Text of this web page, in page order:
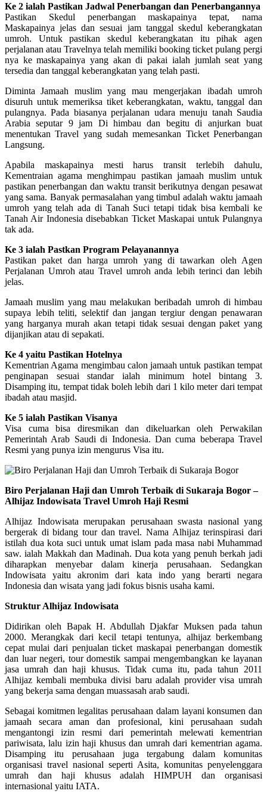
Ke 2 ialah Pastikan Jadwal Penerbangan dan Penerbangannya
Pastikan Skedul penerbangan maskapainya tepat, nama
Maskapainya jelas dan sesuai jam tanggal skedul keberangkatan
umroh. Untuk pastikan skedul keberangkatan itu pihak agen
perjalanan atau Travelnya telah memiliki booking ticket pulang pergi
nya ke maskapainya yang akan di pakai ialah jumlah seat yang
tersedia dan tanggal keberangkatan yang telah pasti.
Diminta Jamaah muslim yang mau mengerjakan ibadah umroh
disuruh untuk memeriksa tiket keberangkatan, waktu, tanggal dan
pulangnya. Pada biasanya perjalanan udara menuju tanah Saudia
Arabia seputar 9 jam Di himbau dan begitu di anjurkan buat
menentukan Travel yang sudah memesankan Ticket Penerbangan
Langsung.
Apabila maskapainya mesti harus transit terlebih dahulu,
Kementraian agama menghimpau pastikan jamaah muslim untuk
pastikan penerbangan dan waktu transit berikutnya dengan pesawat
yang sama. Banyak permasalahan yang timbul adalah waktu jamaah
umroh yang telah ada di Tanah Suci tetapi tidak bisa kembali ke
Tanah Air Indonesia disebabkan Ticket Maskapai untuk Pulangnya
tak ada.
Ke 3 ialah Pastkan Program Pelayanannya
Pastikan paket dan harga umroh yang di tawarkan oleh Agen
Perjalanan Umroh atau Travel umroh anda lebih terinci dan lebih
jelas.
Jamaah muslim yang mau melakukan beribadah umroh di himbau
supaya lebih teliti, selektif dan jangan tergiur dengan penawaran
yang harganya murah akan tetapi tidak sesuai dengan paket yang
dijanjikan atau di sepakati.
Ke 4 yaitu Pastikan Hotelnya
Kementrian Agama mengimbau calon jamaah untuk pastikan tempat
penginapan sesuai standar ialah minimum hotel bintang 3.
Disamping itu, tempat tidak boleh lebih dari 1 kilo meter dari tempat
ibadah atau masjid.
Ke 5 ialah Pastikan Visanya
Visa cuma bisa diresmikan dan dikeluarkan oleh Perwakilan
Pemerintah Arab Saudi di Indonesia. Dan cuma beberapa Travel
Resmi yang punya izin mengurus Visa itu.
Biro Perjalanan Haji dan Umroh Terbaik di Sukaraja Bogor –
Alhijaz Indowisata Travel Umroh Haji Resmi
Alhijaz Indowisata merupakan perusahaan swasta nasional yang
bergerak di bidang tour dan travel. Nama Alhijaz terinspirasi dari
istilah dua kota suci untuk umat islam pada masa nabi Muhammad
saw. ialah Makkah dan Madinah. Dua kota yang penuh berkah jadi
diharapkan menyebar dalam kinerja perusahaan. Sedangkan
Indowisata yaitu akronim dari kata indo yang berarti negara
Indonesia dan wisata yang jadi fokus bisnis usaha kami.
Struktur Alhijaz Indowisata
Didirikan oleh Bapak H. Abdullah Djakfar Muksen pada tahun
2000. Merangkak dari kecil tetapi tentunya, alhijaz berkembang
cepat mulai dari penjualan ticket maskapai penerbangan domestik
dan luar negeri, tour domestik sampai mengembangkan ke layanan
jasa umrah dan haji khusus. Tidak cuma itu, pada tahun 2011
Alhijaz kembali membuka divisi baru adalah provider visa umrah
yang bekerja sama dengan muassasah arab saudi.
Sebagai komitmen legalitas perusahaan dalam layani konsumen dan
jamaah secara aman dan profesional, kini perusahaan sudah
mengantongi izin resmi dari pemerintah melewati kementrian
pariwisata, lalu izin haji khusus dan umrah dari kementrian agama.
Disamping itu perusahaan juga tergabung dalam komunitas
organisasi travel nasional seperti Asita, komunitas penyelenggara
umrah dan haji khusus adalah HIMPUH dan organisasi
internasional yaitu IATA.